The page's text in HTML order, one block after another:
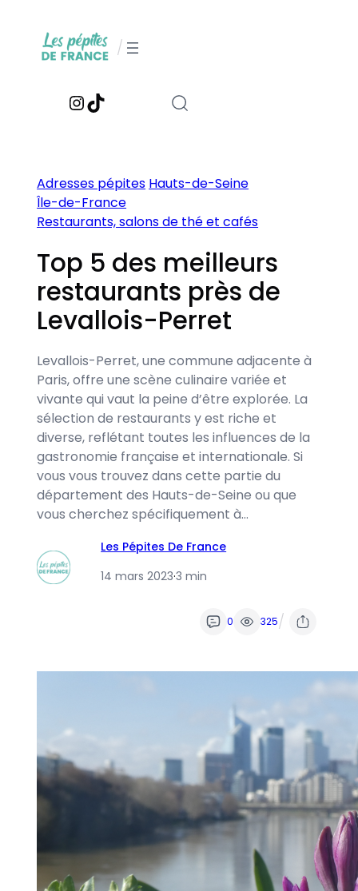
contenu
/
Instagram
TikTok
Adresses pépites Hauts-de-Seine
Île-de-France
Restaurants, salons de thé et cafés
Top 5 des meilleurs
restaurants près de
Levallois-Perret
Levallois-Perret, une commune adjacente à
Paris, offre une scène culinaire variée et
vivante qui vaut la peine d’être explorée. La
sélection de restaurants y est riche et
diverse, reflétant toutes les influences de la
gastronomie française et internationale. Si
vous vous trouvez dans cette partie du
département des Hauts-de-Seine ou que
vous cherchez spécifiquement à…
Les Pépites De France
14 mars 2023·3 min
0 325/